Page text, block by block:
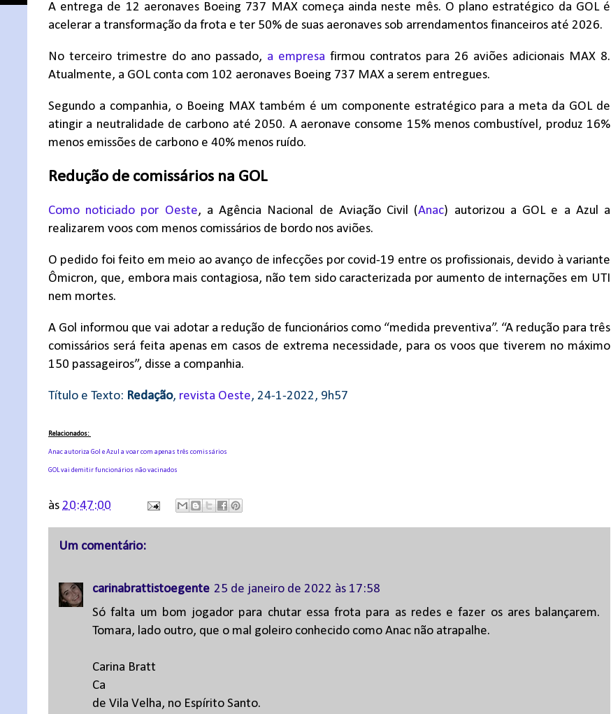
A entrega de 12 aeronaves Boeing 737 MAX começa ainda neste mês. O plano estratégico da GOL é
acelerar a transformação da frota e ter 50% de suas aeronaves sob arrendamentos financeiros até 2026.
No terceiro trimestre do ano passado, a empresa firmou contratos para 26 aviões adicionais MAX 8.
Atualmente, a GOL conta com 102 aeronaves Boeing 737 MAX a serem entregues.
Segundo a companhia, o Boeing MAX também é um componente estratégico para a meta da GOL de
atingir a neutralidade de carbono até 2050. A aeronave consome 15% menos combustível, produz 16%
menos emissões de carbono e 40% menos ruído.
Redução de comissários na GOL
Como noticiado por Oeste, a Agência Nacional de Aviação Civil (Anac) autorizou a GOL e a Azul a
realizarem voos com menos comissários de bordo nos aviões.
O pedido foi feito em meio ao avanço de infecções por covid-19 entre os profissionais, devido à variante
Ômicron, que, embora mais contagiosa, não tem sido caracterizada por aumento de internações em UTI
nem mortes.
A Gol informou que vai adotar a redução de funcionários como “medida preventiva”. “A redução para três
comissários será feita apenas em casos de extrema necessidade, para os voos que tiverem no máximo
150 passageiros”, disse a companhia.
Título e Texto: Redação, revista Oeste, 24-1-2022, 9h57
Relacionados:
Anac autoriza Gol e Azul a voar com apenas três comissários
GOL vai demitir funcionários não vacinados
às 20:47:00
Um comentário:
carinabrattistoegente 25 de janeiro de 2022 às 17:58
Só falta um bom jogador para chutar essa frota para as redes e fazer os ares balançarem.
Tomara, lado outro, que o mal goleiro conhecido como Anac não atrapalhe.
Carina Bratt
Ca
de Vila Velha, no Espírito Santo.